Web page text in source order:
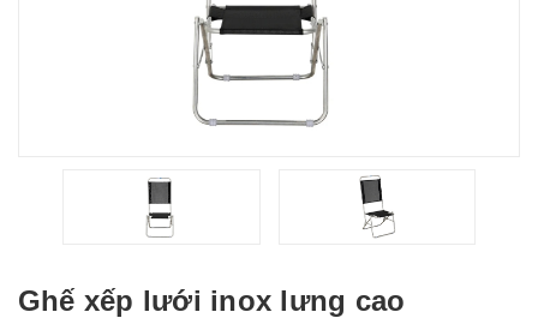
Ghế xếp lưới inox lưng cao